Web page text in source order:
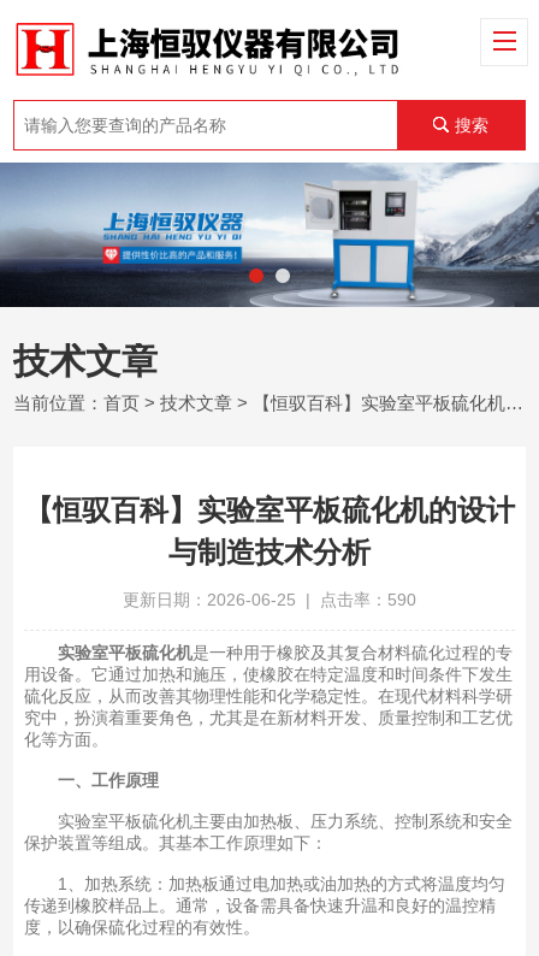
搜索
技术文章
当前位置：首页 >技术文章 > 【恒驭百科】实验室平板硫化机的设计与制造技术分析
【恒驭百科】实验室平板硫化机的设计
与制造技术分析
更新日期：2026-06-25 | 点击率：590
实验室平板硫化机是一种用于橡胶及其复合材料硫化过程的专
用设备。它通过加热和施压，使橡胶在特定温度和时间条件下发生
硫化反应，从而改善其物理性能和化学稳定性。在现代材料科学研
究中，扮演着重要角色，尤其是在新材料开发、质量控制和工艺优
化等方面。
一、工作原理
实验室平板硫化机主要由加热板、压力系统、控制系统和安全
保护装置等组成。其基本工作原理如下：
1、加热系统：加热板通过电加热或油加热的方式将温度均匀
传递到橡胶样品上。通常，设备需具备快速升温和良好的温控精
度，以确保硫化过程的有效性。